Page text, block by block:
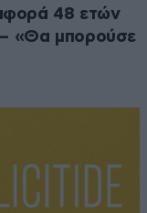
48 ετών
– «Θα μπορούσε